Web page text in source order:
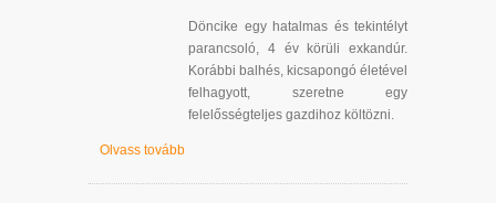
Döncike egy hatalmas és tekintélyt
parancsoló, 4 év körüli exkandúr.
Korábbi balhés, kicsapongó életével
felhagyott, szeretne egy
felelősségteljes gazdihoz költözni.
Olvass tovább